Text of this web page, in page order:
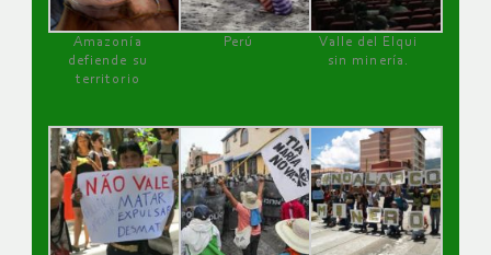
Amazonía
defiende su
territorio
Perú
Valle del Elqui
sin minería.